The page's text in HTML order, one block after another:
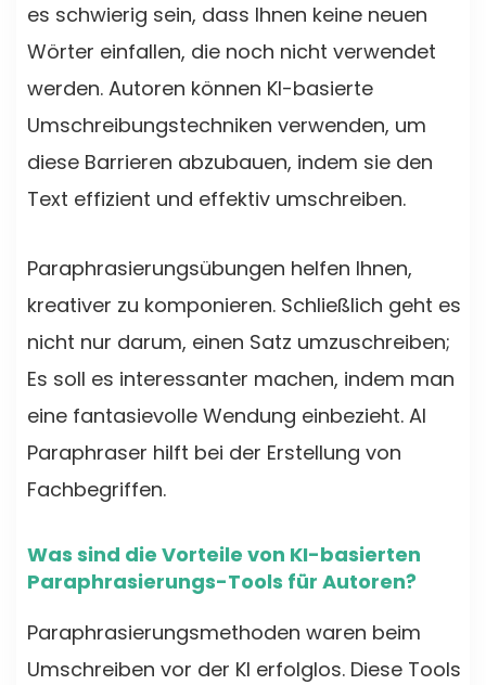
es schwierig sein, dass Ihnen keine neuen
Wörter einfallen, die noch nicht verwendet
werden. Autoren können KI-basierte
Umschreibungstechniken verwenden, um
diese Barrieren abzubauen, indem sie den
Text effizient und effektiv umschreiben.
Paraphrasierungsübungen helfen Ihnen,
kreativer zu komponieren. Schließlich geht es
nicht nur darum, einen Satz umzuschreiben;
Es soll es interessanter machen, indem man
eine fantasievolle Wendung einbezieht. AI
Paraphraser hilft bei der Erstellung von
Fachbegriffen.
Was sind die Vorteile von KI-basierten
Paraphrasierungs-Tools für Autoren?
Paraphrasierungsmethoden waren beim
Umschreiben vor der KI erfolglos. Diese Tools